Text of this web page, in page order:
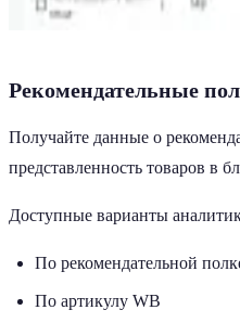
Рекомендательные
Получайте данные о
представленность товаров в
Доступные варианты
По рекомендательной
По артикулу WB